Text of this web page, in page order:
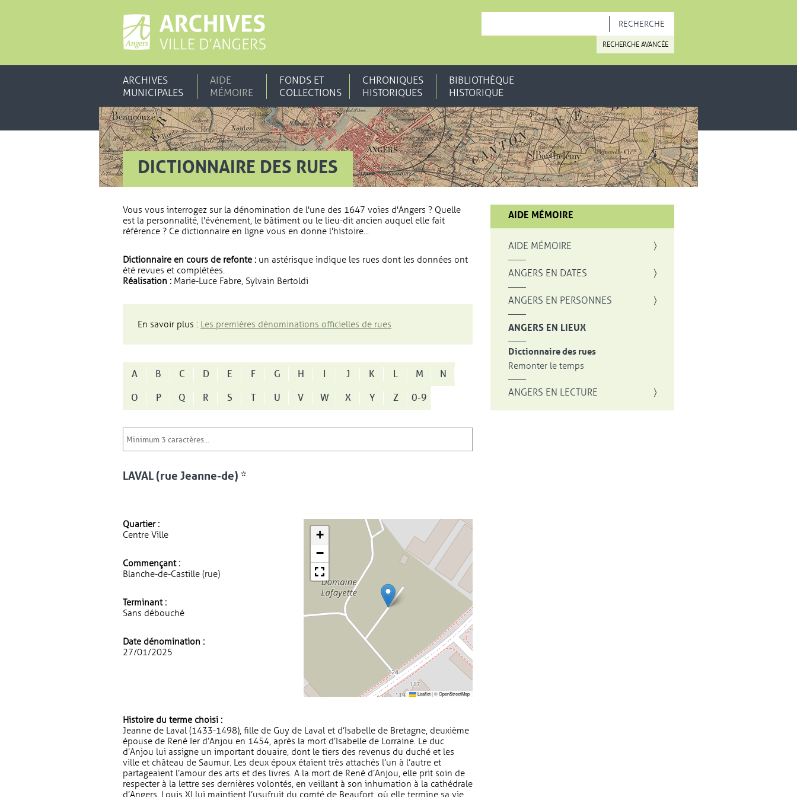
RECHERCHE AVANCÉE
ARCHIVES
MUNICIPALES
AIDE
MÉMOIRE
FONDS ET
COLLECTIONS
CHRONIQUES
HISTORIQUES
BIBLIOTHÈQUE
HISTORIQUE
DICTIONNAIRE DES RUES
Vous vous interrogez sur la dénomination de l'une des 1647 voies d'Angers ? Quelle
est la personnalité, l'événement, le bâtiment ou le lieu-dit ancien auquel elle fait
référence ? Ce dictionnaire en ligne vous en donne l'histoire...
Dictionnaire en cours de refonte : un astérisque indique les rues dont les données ont
été revues et complétées.
Réalisation : Marie-Luce Fabre, Sylvain Bertoldi
En savoir plus : Les premières dénominations officielles de rues
A B C D E F G H I J K L M
N
O
P Q R S T U V W X Y Z 0-9
LAVAL (rue Jeanne-de) *
Quartier :
Centre Ville
Commençant :
Blanche-de-Castille (rue)
Terminant :
Sans débouché
Date dénomination :
27/01/2025
+
−
Leaflet|©OpenStreetMap
Histoire du terme choisi :
Jeanne de Laval (1433-1498), fille de Guy de Laval et d’Isabelle de Bretagne, deuxième
épouse de René Ier d’Anjou en 1454, après la mort d’Isabelle de Lorraine. Le duc
d’Anjou lui assigne un important douaire, dont le tiers des revenus du duché et les
ville et château de Saumur. Les deux époux étaient très attachés l’un à l’autre et
partageaient l’amour des arts et des livres. A la mort de René d’Anjou, elle prit soin de
respecter à la lettre ses dernières volontés, en veillant à son inhumation à la cathédrale
d’Angers. Louis XI lui maintient l’usufruit du comté de Beaufort, où elle termine sa vie,
AIDE MÉMOIRE
AIDE MÉMOIRE
ANGERS EN DATES
ANGERS EN PERSONNES
ANGERS EN LIEUX
Dictionnaire des rues
Remonter le temps
ANGERS EN LECTURE